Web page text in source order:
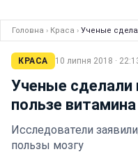
Головна › Краса › Ученые
КРАСА 10 липня 2018 ·
Ученые сделали
пользе витамина
Исследователи
пользы мозгу